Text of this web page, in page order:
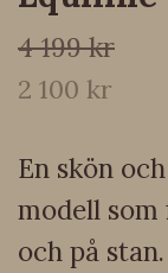
4 199 kr
2 100 kr
En skön
modell
och på